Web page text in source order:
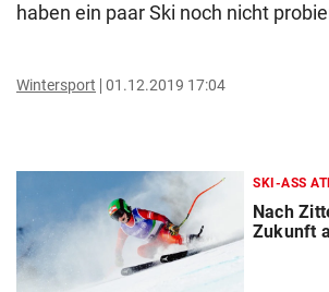
haben ein paar Ski noch nicht
Wintersport 01.12.2019 17:04
SKI-ASS
Nach
Zukunft